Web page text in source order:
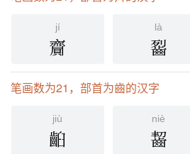
jí
齎
là
䶛
笔画数为21，部首为齒的汉字
jiù
齨
niè
齧